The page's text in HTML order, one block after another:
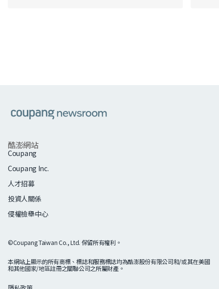
酷澎網站
Coupang
Coupang Inc.
人才招募
投資人關係
侵權檢舉中心
©Coupang Taiwan Co., Ltd. 保留所有權利。
本網站上顯示的所有商標、標誌和服務標誌均為酷澎股份有限公司和/或其在美國
和其他國家/地區註冊之關聯公司之所屬財產。